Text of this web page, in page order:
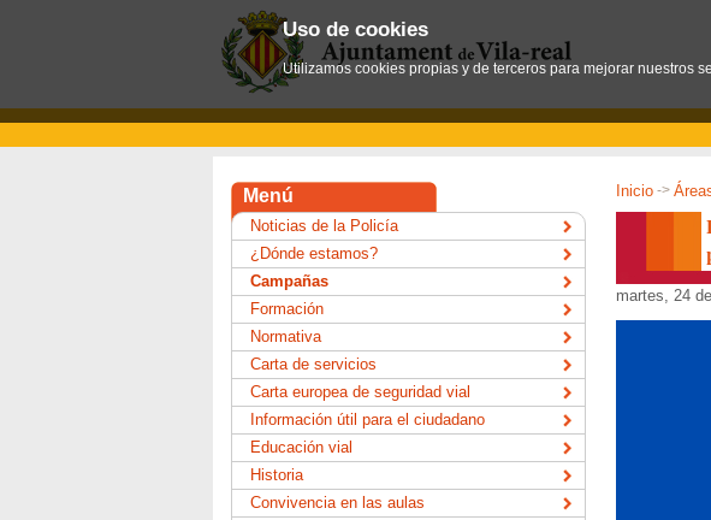
Inicio ->
martes, 24
Menú
Noticias de la Policía
¿Dónde estamos?
Campañas
Formación
Normativa
Carta de servicios
Carta europea de seguridad vial
Información útil para el ciudadano
Educación vial
Historia
Convivencia en las aulas
Uso de cookies
Utilizamos cookies propias y de terceros para mejorar nuestros